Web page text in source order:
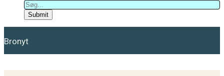
Submit
Bronyt